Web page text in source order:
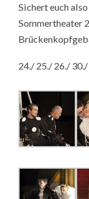
Sichert euch
Sommertheater
24./ 25./ 26./